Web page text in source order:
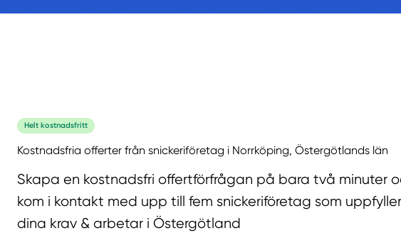
Helt kostnadsfritt
Kostnadsfria offerter från snickeriföretag i Norrköping, Östergötlands län
Skapa en kostnadsfri offertförfrågan på bara två minuter
kom i kontakt med upp till fem snickeriföretag som uppfyller
dina krav & arbetar i Östergötland